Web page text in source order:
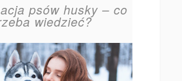
psów husky – co
wiedzieć?